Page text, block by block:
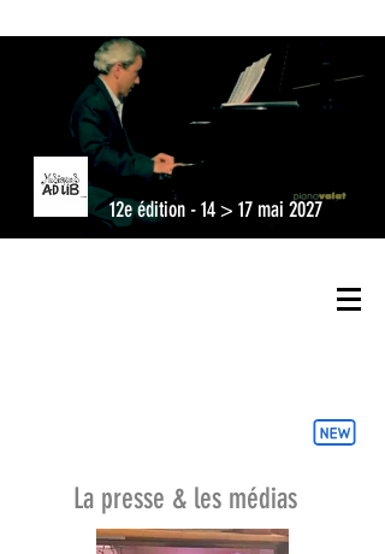
12e édition - 14 > 17 mai 2027
La presse & les médias